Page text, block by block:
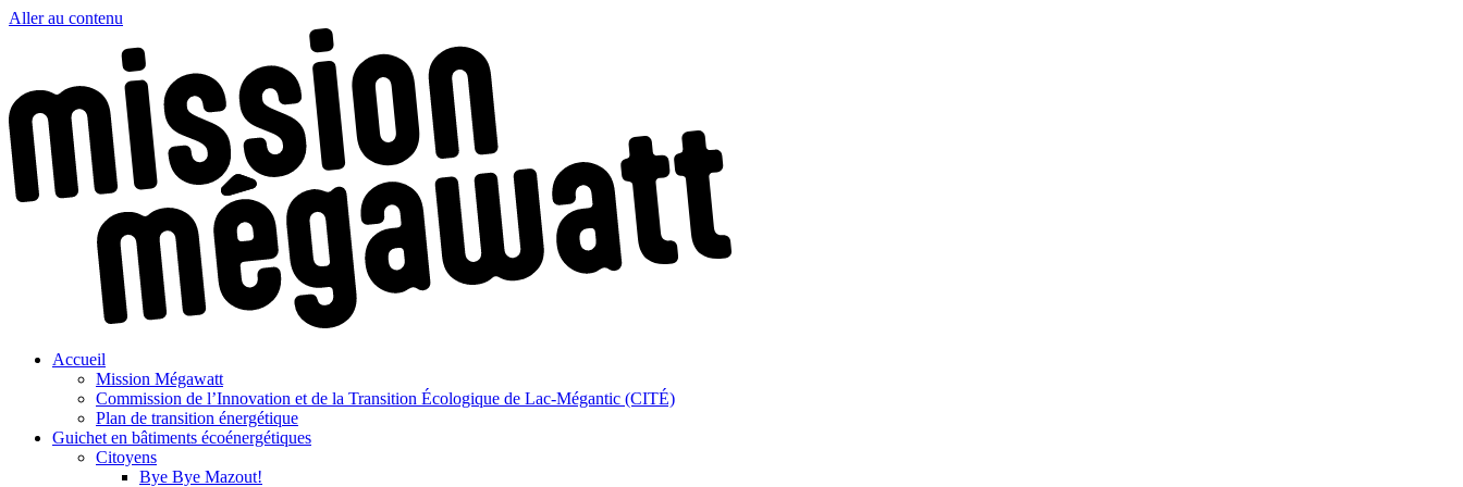
Aller au contenu
Accueil
Mission Mégawatt
Commission de l’Innovation et de la Transition Écologique de Lac-Mégantic (CITÉ)
Plan de transition énergétique
Guichet en bâtiments écoénergétiques
Citoyens
Bye Bye Mazout!